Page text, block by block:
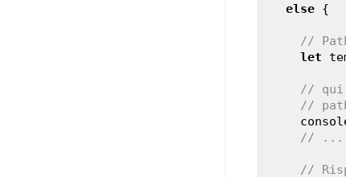
else {
//
let
// qui
// ...
//